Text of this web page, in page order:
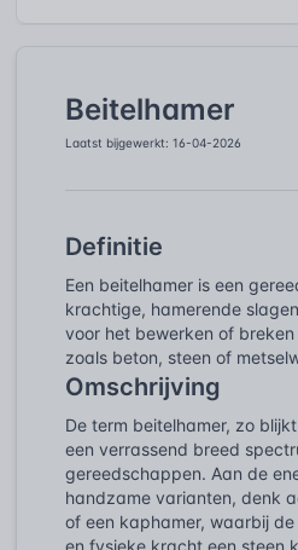
Beitelhamer
Laatst bijgewerkt: 16-04-2026
Definitie
Een beitelhamer is een
krachtige, hamerende
voor het bewerken of
zoals beton, steen of
Omschrijving
De term beitelhamer, zo
een verrassend breed
gereedschappen. Aan de
handzame varianten, denk
of een kaphamer, waarbij
en fysieke kracht een steen